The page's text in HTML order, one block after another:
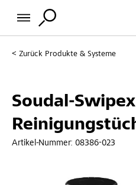
Zurück Produkte & Systeme
Soudal-Swipex
Artikel-Nummer: 08386-023